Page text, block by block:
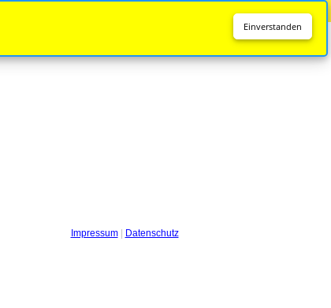
Impressum| Datenschutz
Einverstanden